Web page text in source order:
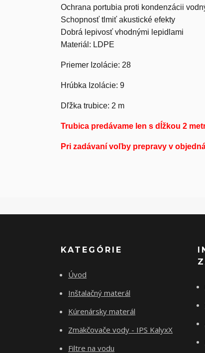
Ochrana portubia proti kondenzácii
Schopnosť tlmiť akustické efekty
Dobrá lepivosť vhodnými lepidlami
Materiál: LDPE
Priemer Izolácie: 28
Hrúbka Izolácie: 9
Dľžka trubice: 2 m
Trubica predávame len s dĺžkou 2
Pri zadávaní voľby prepravy v
KATEGÓRIE
Úvod
Inštalačný materál
Kúrenársky materál
Zmäkčovače vody - IPS KalyxX
Filtre na vodu